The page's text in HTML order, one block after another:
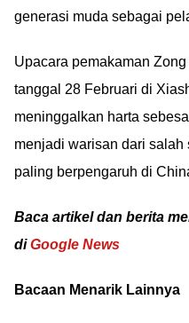
generasi muda sebagai
Upacara pemakaman
tanggal 28 Februari di
meninggalkan harta
menjadi warisan dari salah
paling berpengaruh di
Baca artikel dan berita
diGoogle News
Bacaan Menarik Lainnya